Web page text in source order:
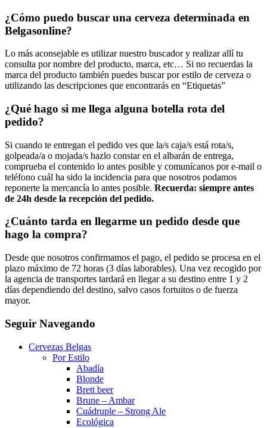
¿Cómo puedo buscar una cerveza determinada en
Belgasonline?
Lo más aconsejable es utilizar nuestro buscador y realizar allí tu
consulta por nombre del producto, marca, etc… Si no recuerdas la
marca del producto también puedes buscar por estilo de cerveza o
utilizando las descripciones que encontrarás en “Etiquetas”
¿Qué hago si me llega alguna botella rota del
pedido?
Si cuando te entregan el pedido ves que la/s caja/s está rota/s,
golpeada/a o mojada/s hazlo constar en el albarán de entrega,
comprueba el contenido lo antes posible y comunícanos por e-mail o
teléfono cuál ha sido la incidencia para que nosotros podamos
reponerte la mercancía lo antes posible. Recuerda: siempre antes
de 24h desde la recepción del pedido.
¿Cuánto tarda en llegarme un pedido desde que
hago la compra?
Desde que nosotros confirmamos el pago, el pedido se procesa en el
plazo máximo de 72 horas (3 días laborables). Una vez recogido por
la agencia de transportes tardará en llegar a su destino entre 1 y 2
días dependiendo del destino, salvo casos fortuitos o de fuerza
mayor.
Seguir Navegando
Cervezas Belgas
Por Estilo
Abadía
Blonde
Brett beer
Brune – Ambar
Cuádruple – Strong Ale
Ecológica